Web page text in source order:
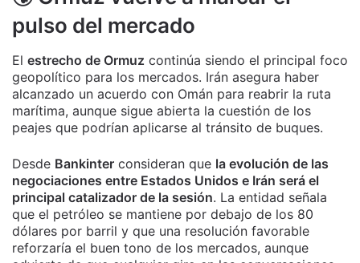
pulso del mercado
El estrecho de Ormuz continúa siendo el principal foco
geopolítico para los mercados. Irán asegura haber
alcanzado un acuerdo con Omán para reabrir la ruta
marítima, aunque sigue abierta la cuestión de los
peajes que podrían aplicarse al tránsito de buques.
Desde Bankinter consideran que la evolución de las
negociaciones entre Estados Unidos e Irán será el
principal catalizador de la sesión. La entidad señala
que el petróleo se mantiene por debajo de los 80
dólares por barril y que una resolución favorable
reforzaría el buen tono de los mercados, aunque